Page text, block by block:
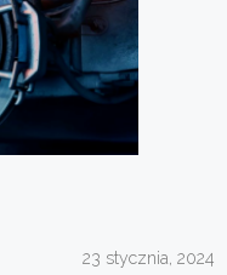
23 stycznia, 2024